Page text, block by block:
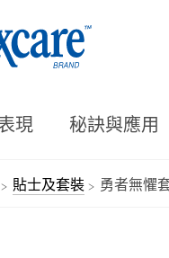
現 秘訣與應用
貼士及套裝 勇者無懼